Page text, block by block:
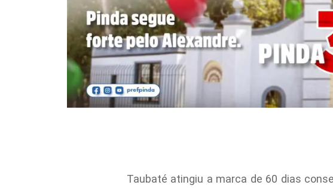
Taubaté atingiu a marca de 60 dias